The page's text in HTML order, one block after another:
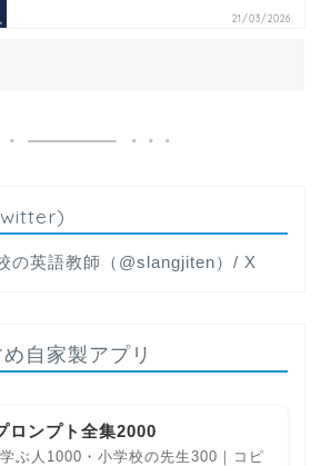
21/03/2026
の英語教師（@slangjiten）/ X
自家製アプリ
ロンプト全集2000
ぶ人1000・小学校の先生300｜コピ